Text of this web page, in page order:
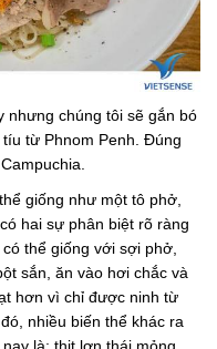
nhưng chúng tôi sẽ gắn bó
từ Phnom Penh. Đúng
giống như một tô phở,
hai sự phân biệt rõ ràng
thể giống với sợi phở,
sắn, ăn vào hơi chắc và
hơn vì chỉ được ninh từ
nhiều biến thể khác ra